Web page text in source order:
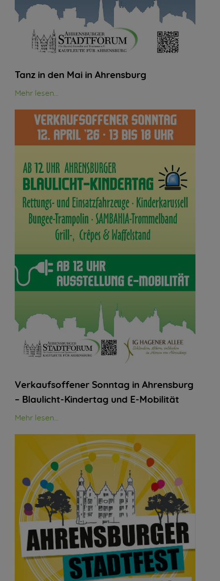
Tanz in den Mai in Ahrensburg
Mehr lesen...
Verkaufsoffener Sonntag in Ahrensburg
– Blaulicht-Kindertag und E-Mobilität
Mehr lesen...